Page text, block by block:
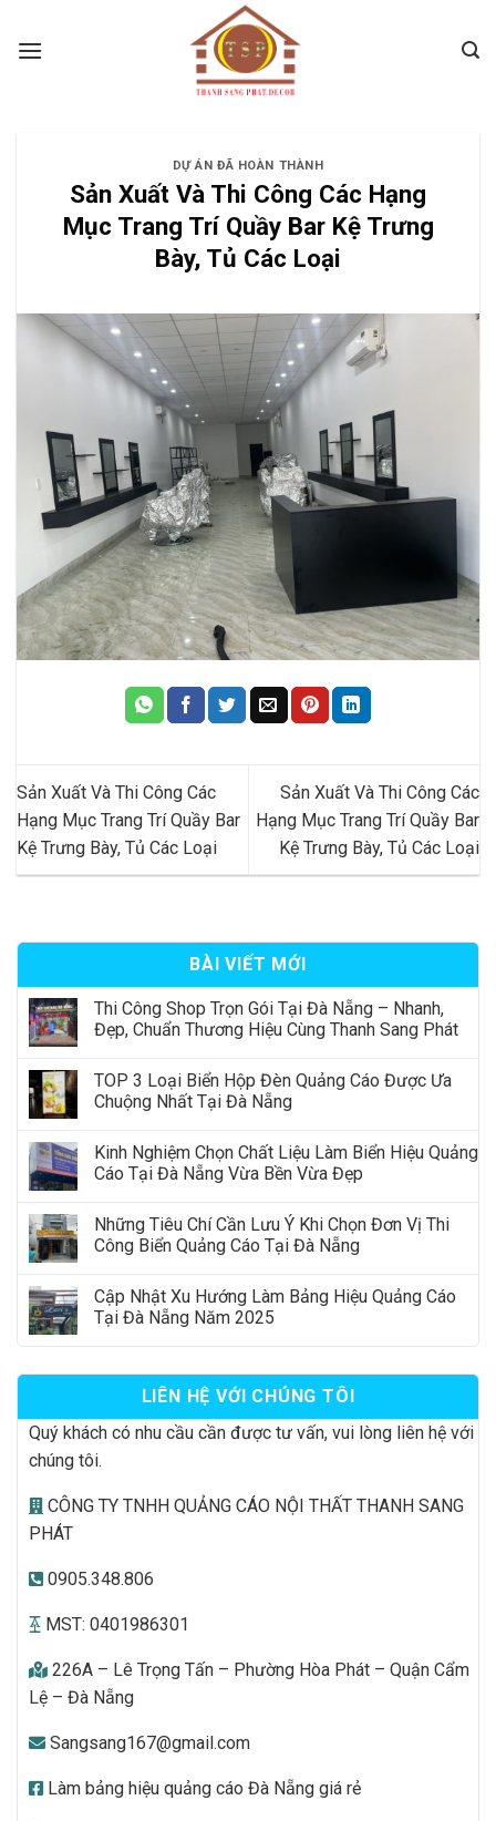
DỰ ÁN ĐÃ HOÀN THÀNH
Sản Xuất Và Thi Công Các Hạng
Mục Trang Trí Quầy Bar Kệ Trưng
Bày, Tủ Các Loại
Sản Xuất Và Thi Công Các
Hạng Mục Trang Trí Quầy Bar
Kệ Trưng Bày, Tủ Các Loại
Sản Xuất Và Thi Công Các
Hạng Mục Trang Trí Quầy Bar
Kệ Trưng Bày, Tủ Các Loại
BÀI VIẾT MỚI
Thi Công Shop Trọn Gói Tại Đà Nẵng – Nhanh,
Đẹp, Chuẩn Thương Hiệu Cùng Thanh Sang Phát
TOP 3 Loại Biển Hộp Đèn Quảng Cáo Được Ưa
Chuộng Nhất Tại Đà Nẵng
Kinh Nghiệm Chọn Chất Liệu Làm Biển Hiệu Quảng
Cáo Tại Đà Nẵng Vừa Bền Vừa Đẹp
Những Tiêu Chí Cần Lưu Ý Khi Chọn Đơn Vị Thi
Công Biển Quảng Cáo Tại Đà Nẵng
Cập Nhật Xu Hướng Làm Bảng Hiệu Quảng Cáo
Tại Đà Nẵng Năm 2025
LIÊN HỆ VỚI CHÚNG TÔI
Quý khách có nhu cầu cần được tư vấn, vui lòng liên hệ với
chúng tôi.
CÔNG TY TNHH QUẢNG CÁO NỘI THẤT THANH SANG
PHÁT
0905.348.806
MST: 0401986301
226A – Lê Trọng Tấn – Phường Hòa Phát – Quận Cẩm
Lệ – Đà Nẵng
Sangsang167@gmail.com
Làm bảng hiệu quảng cáo Đà Nẵng giá rẻ